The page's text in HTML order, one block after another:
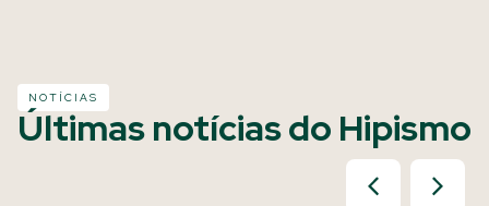
NOTÍCIAS
Últimas notícias do Hipismo